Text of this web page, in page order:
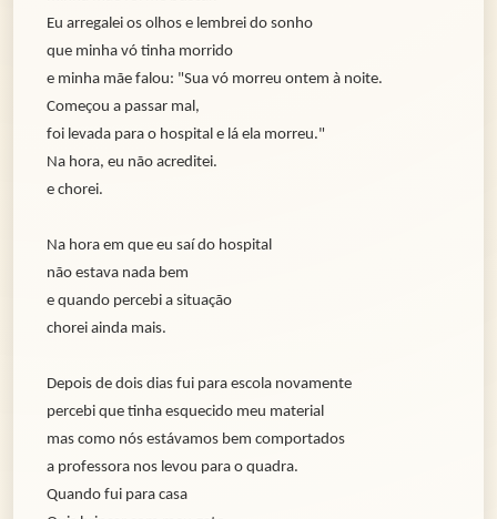
Eu arregalei os olhos e lembrei do sonho
que minha vó tinha morrido
e minha mãe falou: "Sua vó morreu ontem à noite.
Começou a passar mal,
foi levada para o hospital e lá ela morreu."
Na hora, eu não acreditei.
e chorei.
Na hora em que eu saí do hospital
não estava nada bem
e quando percebi a situação
chorei ainda mais.
Depois de dois dias fui para escola novamente
percebi que tinha esquecido meu material
mas como nós estávamos bem comportados
a professora nos levou para o quadra.
Quando fui para casa